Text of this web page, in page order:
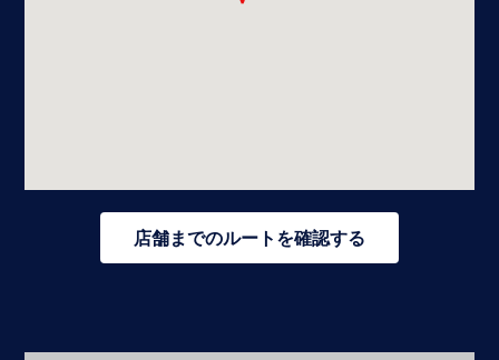
店舗までのルートを確認する